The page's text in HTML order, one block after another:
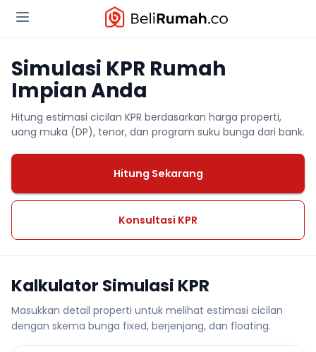
Simulasi KPR Rumah
Impian Anda
Hitung estimasi cicilan KPR berdasarkan harga properti,
uang muka (DP), tenor, dan program suku bunga dari bank.
Hitung Sekarang
Konsultasi KPR
Kalkulator Simulasi KPR
Masukkan detail properti untuk melihat estimasi cicilan
dengan skema bunga fixed, berjenjang, dan floating.